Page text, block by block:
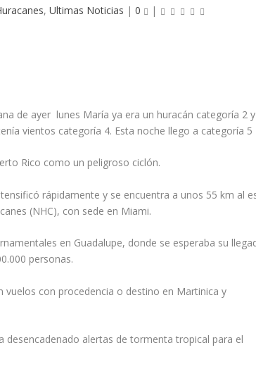
, Ultimas Noticias | 0 |
de ayer lunes María ya era un huracán categoría 2 y
vientos categoría 4. Esta noche llego a categoría 5
Rico como un peligroso ciclón.
rápidamente y se encuentra a unos 55 km al
(NHC), con sede en Miami.
en Guadalupe, donde se esperaba su
personas.
vuelos con procedencia o destino en Martinica y
desencadenado alertas de tormenta tropical para el